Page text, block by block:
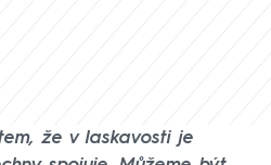
že v laskavosti je